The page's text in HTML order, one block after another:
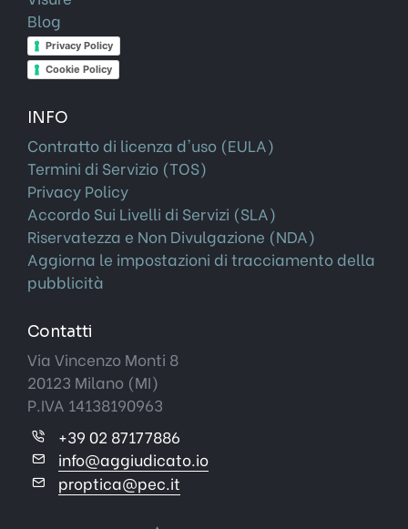
Blog
Privacy Policy
Cookie Policy
INFO
Contratto di licenza d'uso (EULA)
Termini di Servizio (TOS)
Privacy Policy
Accordo Sui Livelli di Servizi (SLA)
Riservatezza e Non Divulgazione (NDA)
Aggiorna le impostazioni di tracciamento della
pubblicità
Contatti
Via Vincenzo Monti 8
20123 Milano (MI)
P.IVA 14138190963
+39 02 87177886
info@aggiudicato.io
proptica@pec.it